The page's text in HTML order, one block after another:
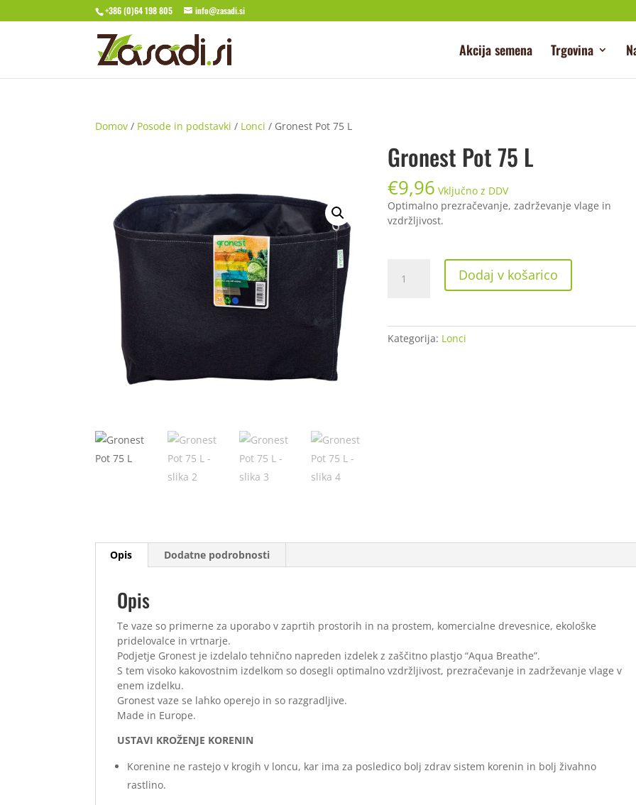
+386 (0)64 198 805 info@zasadi.si
Akcija semena Trgovina
Domov / Posode in podstavki / Lonci / Gronest Pot 75 L
Gronest Pot 75 L
€9,96 Vključno z DDV
Optimalno prezračevanje, zadrževanje vlage in
vzdržljivost.
Pot
količina
Dodaj v košarico
Kategorija: Lonci
Opis Dodatne podrobnosti
Opis
Te vaze so primerne za uporabo v zaprtih prostorih in na prostem, komercialne drevesnice, ekološke
pridelovalce in vrtnarje.
Podjetje Gronest je izdelalo tehnično napreden izdelek z zaščitno plastjo “Aqua Breathe”.
S tem visoko kakovostnim izdelkom so dosegli optimalno vzdržljivost, prezračevanje in zadrževanje vlage v
enem izdelku.
Gronest vaze se lahko operejo in so razgradljive.
Made in Europe.
USTAVI KROŽENJE KORENIN
Korenine ne rastejo v krogih v loncu, kar ima za posledico bolj zdrav sistem korenin in bolj živahno
rastlino.